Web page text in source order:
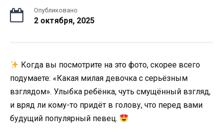
Опубликовано
2 октября, 2025
Когда вы посмотрите на это фото, скорее всего
подумаете: «Какая милая девочка с серьёзным
взглядом». Улыбка ребёнка, чуть смущённый взгляд,
и вряд ли кому-то придёт в голову, что перед вами
будущий популярный певец.